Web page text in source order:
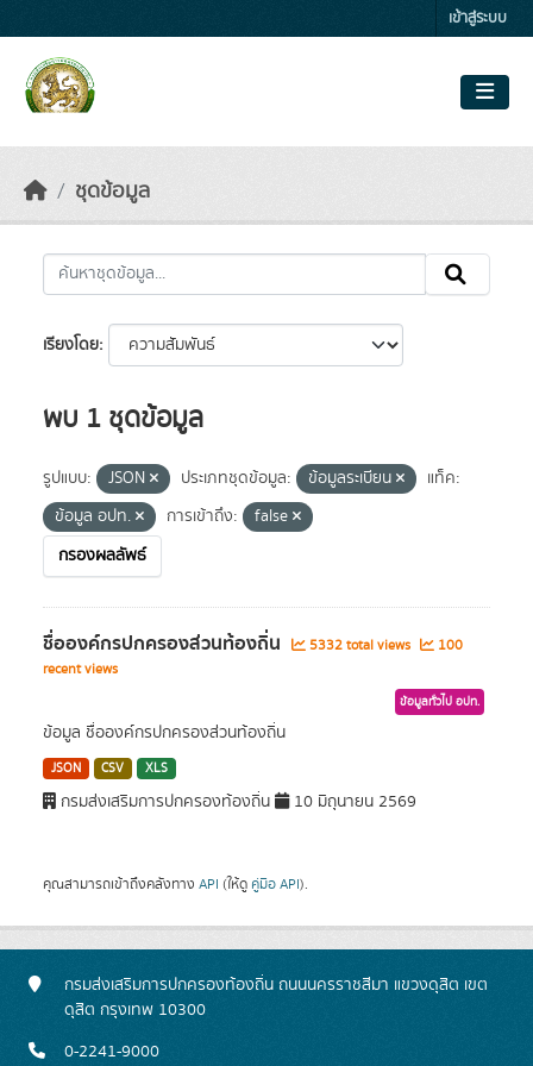
เข้าสู่ระบบ
ชุดข้อมูล
เรียงโดย
พบ 1 ชุดข้อมูล
รูปแบบ: JSON ประเภทชุดข้อมูล: ข้อมูลระเบียน
แท็ค:
ข้อมูล อปท.
การเข้าถึง:
false
กรองผลลัพธ์
ชื่อองค์กรปกครองส่วนท้องถิ่น 5332 total views
100
recent views
ข้อมูลทั่วไป อปท.
ข้อมูล ชื่อองค์กรปกครองส่วนท้องถิ่น
JSON CSV XLS
กรมส่งเสริมการปกครองท้องถิ่น 10 มิถุนายน 2569
คุณสามารถเข้าถึงคลังทาง API (ให้ดู คู่มือ API).
กรมส่งเสริมการปกครองท้องถิ่น ถนนนครราชสีมา แขวงดุสิต เขต
ดุสิต กรุงเทพ 10300
0-2241-9000